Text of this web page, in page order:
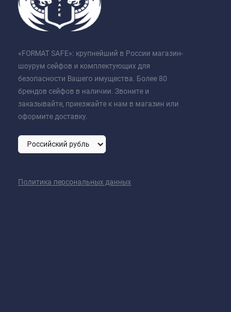
«FORMAT SAFE»: крупнейший в России магазин-
шоурум сейфов и комплектующих для
безопасности Вашего имущества. Более 80
брендов сейфов в наличии. Звоните и
заказывайте, приезжайте к нам в магазин или
оформите доставку.
Политика персональных данных